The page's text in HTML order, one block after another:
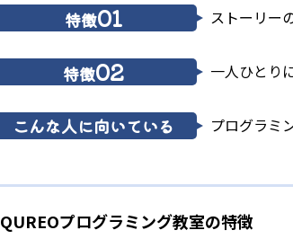
特徴01 ストーリー
特徴02 一人ひとり
こんな人に向いている プログラミ
QUREOプログラミング教室の特徴